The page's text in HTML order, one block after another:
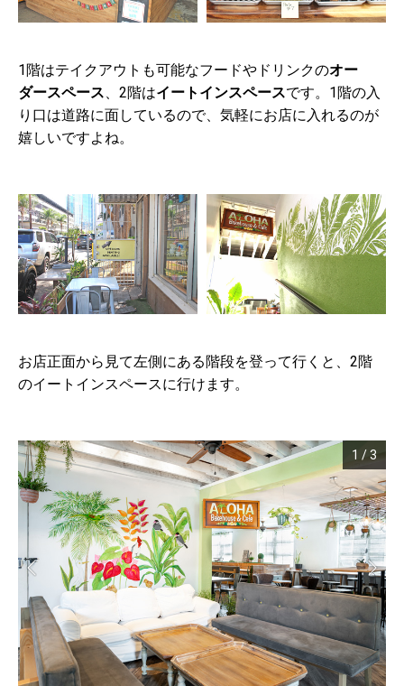
1階はテイクアウトも可能なフードやドリンクのオー
ダースペース、2階はイートインスペースです。1階の入
り口は道路に面しているので、気軽にお店に入れるのが
嬉しいですよね。
お店正面から見て左側にある階段を登って行くと、2階
のイートインスペースに行けます。
1 /3